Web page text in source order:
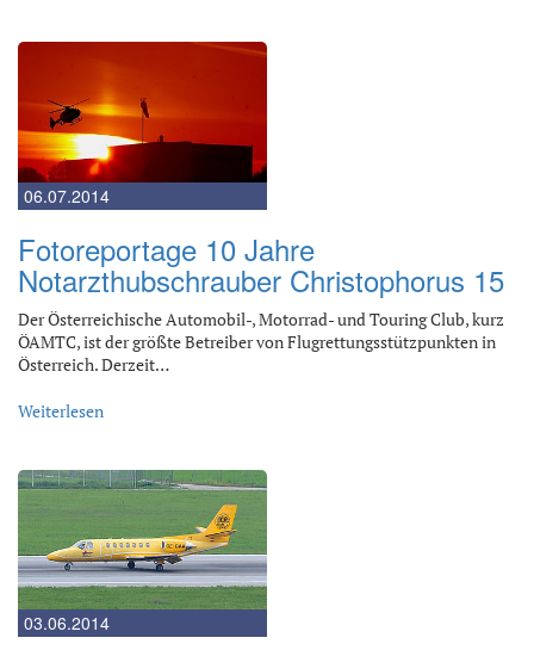
06.07.2014
Fotoreportage 10 Jahre
Notarzthubschrauber Christophorus 15
Der Österreichische Automobil-, Motorrad- und Touring Club, kurz
ÖAMTC, ist der größte Betreiber von Flugrettungsstützpunkten in
Österreich. Derzeit…
Weiterlesen
03.06.2014